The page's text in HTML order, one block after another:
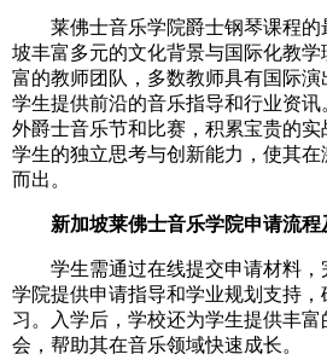
莱佛士音乐学院爵士钢琴课程的
坡丰富多元的文化背景与国际化教
富的教师团队，多数教师具有国际
学生提供前沿的音乐指导和行业资
外爵士音乐节和比赛，积累宝贵的
学生的独立思考与创新能力，使其
而出。
新加坡莱佛士音乐学院申请流程
学生需通过在线提交申请材料，
学院提供申请指导和学业规划支持
习。入学后，学校还为学生提供丰
会，帮助其在音乐领域快速成长。